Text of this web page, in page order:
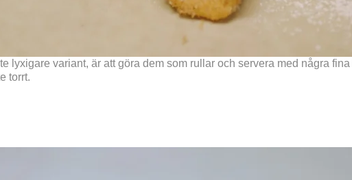
lyxigare variant, är att göra dem som rullar och servera med några
torrt.